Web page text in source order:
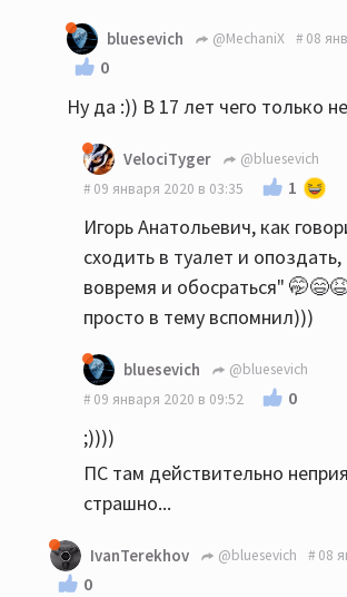
bluesevich @MechaniX 08
0
Ну да :)) В 17 лет чего только
VelociTyger
@bluesevich
09 января 2020 в 03:35
1
Игорь Анатольевич, как
сходить в туалет и
вовремя и обосраться"
просто в тему вспомнил)))
bluesevich
@bluesevich
09 января 2020 в 09:52
0
;))))
ПС там действительно
страшно...
IvanTerekhov @bluesevich 08
0